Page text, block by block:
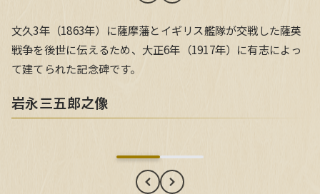
文久3年（1863年）に薩摩藩とイギリス艦隊が交戦した薩英
戦争を後世に伝えるため、大正6年（1917年）に有志によっ
て建てられた記念碑です。
岩永三五郎之像